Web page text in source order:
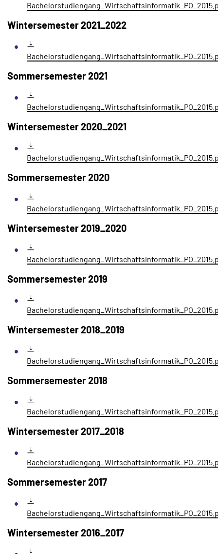
Wintersemester 2021_2022
Sommersemester 2021
Wintersemester 2020_2021
Sommersemester 2020
Wintersemester 2019_2020
Sommersemester 2019
Wintersemester 2018_2019
Sommersemester 2018
Wintersemester 2017_2018
Sommersemester 2017
Wintersemester 2016_2017